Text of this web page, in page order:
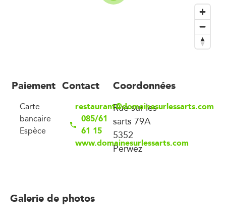
Paiement
Carte
bancaire
Espèce
Contact
restaurant@domainesurlessarts.com
085/61
61 15
www.domainesurlessarts.com
Coordonnées
Rue sur les
sarts 79A
5352
Perwez
Galerie de photos